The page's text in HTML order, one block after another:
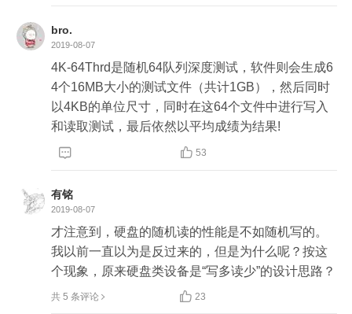
bro.
2019-08-07
4K-64Thrd是随机64队列深度测试，软件则会生成6
4个16MB大小的测试文件（共计1GB），然后同时
以4KB的单位尺寸，同时在这64个文件中进行写入
和读取测试，最后依然以平均成绩为结果!
  53
有铭
2019-08-07
才注意到，硬盘的随机读的性能是不如随机写的。
我以前一直以为是反过来的，但是为什么呢？按这
个现象，原来硬盘类设备是“写多读少”的设计思路？
共 5 条评论  23